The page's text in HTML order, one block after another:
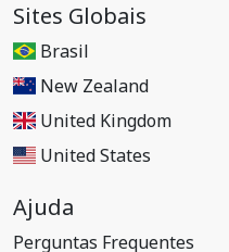
Sites Globais
Brasil
New Zealand
United Kingdom
United States
Ajuda
Perguntas Frequentes